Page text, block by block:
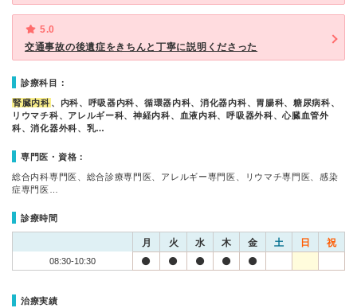
5.0
交通事故の後遺症をきちんと丁寧に説明くださった
診療科目：
腎臓内科 、内科、呼吸器内科、循環器内科、消化器内科、胃腸科、糖尿病科、
リウマチ科、アレルギー科、神経内科、血液内科、呼吸器外科、心臓血管外
科、消化器外科、乳…
専門医・資格：
総合内科専門医、総合診療専門医、アレルギー専門医、リウマチ専門医、感染
症専門医…
診療時間
月 火 水 木 金 土 日 祝
08:30-10:30
治療実績